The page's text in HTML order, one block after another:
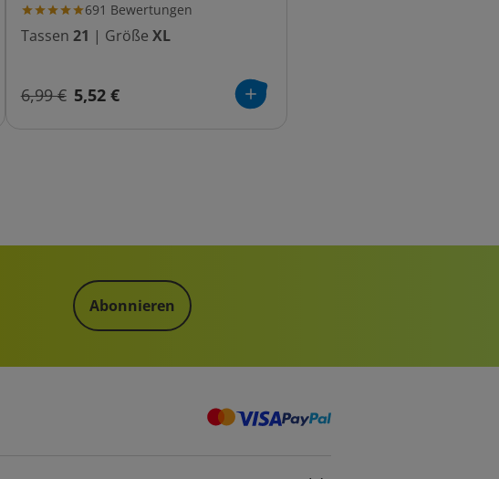
691 Bewertungen
Tassen 21 | Größe XL
6,99 € 5,52 €
Abonnieren